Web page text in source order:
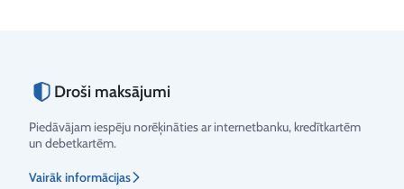
Droši maksājumi
Piedāvājam iespēju norēķināties ar internetbanku, kredītkartēm
un debetkartēm.
Vairāk informācijas